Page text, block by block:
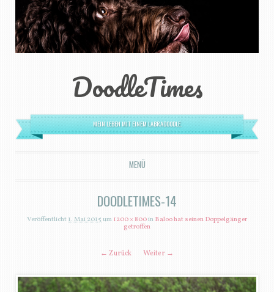
DoodleTimes
MEIN LEBEN MIT EINEM LABRADOODLE.
MENÜ
ZUM INHALT SPRINGEN
DOODLETIMES-14
Veröffentlicht1. Mai 2015um1200 × 800inBaloo hat seinen Doppelgänger
getroffen
← Zurück Weiter →